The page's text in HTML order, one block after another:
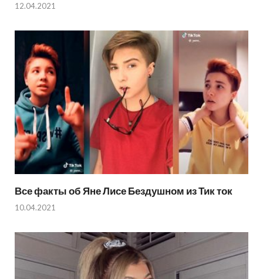
12.04.2021
Все факты об Яне Лисе Бездушном из Тик ток
10.04.2021